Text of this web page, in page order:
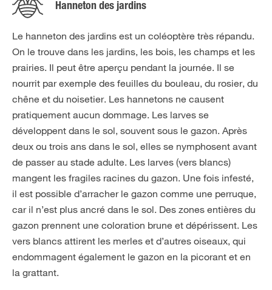
Hanneton des jardins
Le hanneton des jardins est un coléoptère très répandu.
On le trouve dans les jardins, les bois, les champs et les
prairies. Il peut être aperçu pendant la journée. Il se
nourrit par exemple des feuilles du bouleau, du rosier, du
chêne et du noisetier. Les hannetons ne causent
pratiquement aucun dommage. Les larves se
développent dans le sol, souvent sous le gazon. Après
deux ou trois ans dans le sol, elles se nymphosent avant
de passer au stade adulte. Les larves (vers blancs)
mangent les fragiles racines du gazon. Une fois infesté,
il est possible d’arracher le gazon comme une perruque,
car il n’est plus ancré dans le sol. Des zones entières du
gazon prennent une coloration brune et dépérissent. Les
vers blancs attirent les merles et d’autres oiseaux, qui
endommagent également le gazon en la picorant et en
la grattant.